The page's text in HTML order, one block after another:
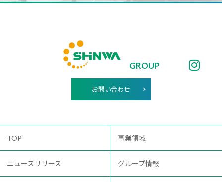
GROUP
お問い合わせ
TOP 事業領域
ニュースリリース グループ情報